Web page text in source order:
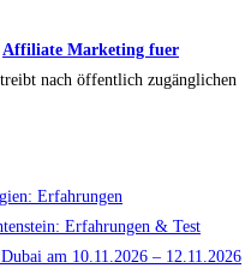
Affiliate Marketing fuer
nach öffentlich zugänglichen
Erfahrungen
Erfahrungen & Test
am 10.11.2026 – 12.11.2026